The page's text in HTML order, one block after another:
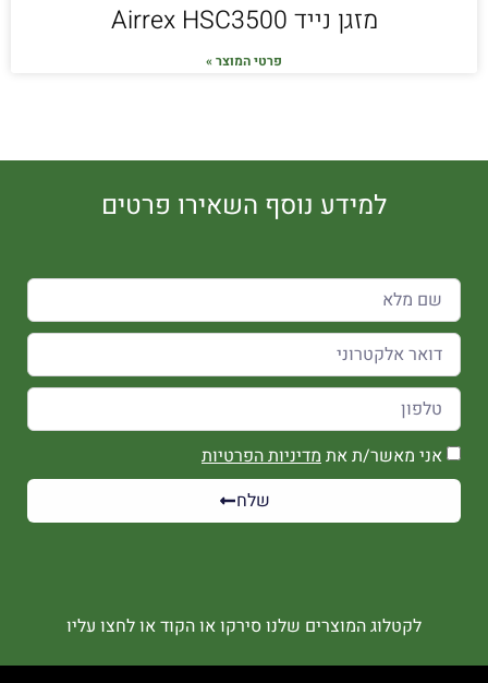
מזגן נייד Airrex HSC3500
פרטי המוצר »
למידע נוסף השאירו פרטים
אני מאשר/ת את מדיניות הפרטיות
שלח
לקטלוג המוצרים שלנו סירקו או הקוד או לחצו עליו